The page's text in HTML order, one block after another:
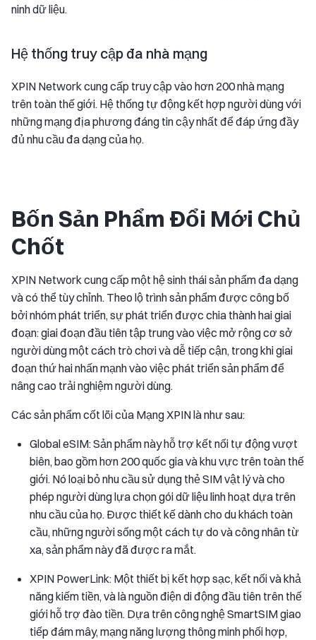
ninh dữ liệu.
Hệ thống truy cập đa nhà mạng
XPIN Network cung cấp truy cập vào hơn 200 nhà mạng
trên toàn thế giới. Hệ thống tự động kết hợp người dùng với
những mạng địa phương đáng tin cậy nhất để đáp ứng đầy
đủ nhu cầu đa dạng của họ.
Bốn Sản Phẩm Đổi Mới Chủ
Chốt
XPIN Network cung cấp một hệ sinh thái sản phẩm đa dạng
và có thể tùy chỉnh. Theo lộ trình sản phẩm được công bố
bởi nhóm phát triển, sự phát triển được chia thành hai giai
đoạn: giai đoạn đầu tiên tập trung vào việc mở rộng cơ sở
người dùng một cách trò chơi và dễ tiếp cận, trong khi giai
đoạn thứ hai nhấn mạnh vào việc phát triển sản phẩm để
nâng cao trải nghiệm người dùng.
Các sản phẩm cốt lõi của Mạng XPIN là như sau:
Global eSIM: Sản phẩm này hỗ trợ kết nối tự động vượt
biên, bao gồm hơn 200 quốc gia và khu vực trên toàn thế
giới. Nó loại bỏ nhu cầu sử dụng thẻ SIM vật lý và cho
phép người dùng lựa chọn gói dữ liệu linh hoạt dựa trên
nhu cầu của họ. Được thiết kế dành cho du khách toàn
cầu, những người sống một cách tự do và công nhân từ
xa, sản phẩm này đã được ra mắt.
XPIN PowerLink: Một thiết bị kết hợp sạc, kết nối và khả
năng kiếm tiền, và là nguồn điện di động đầu tiên trên thế
giới hỗ trợ đào tiền. Dựa trên công nghệ SmartSIM giao
tiếp đám mây, mạng năng lượng thông minh phối hợp,